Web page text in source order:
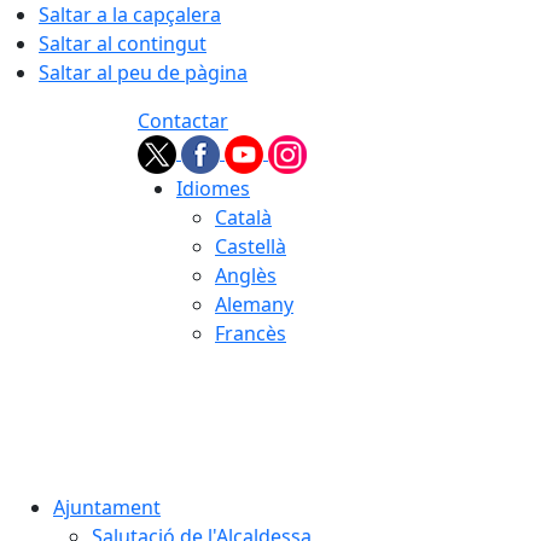
Saltar a la capçalera
Saltar al contingut
Saltar al peu de pàgina
Contactar
Idiomes
Català
Castellà
Anglès
Alemany
Francès
Ajuntament